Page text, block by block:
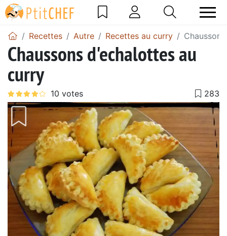
Recettes Autre Recettes au curry
Chaussons d'echalottes au
curry